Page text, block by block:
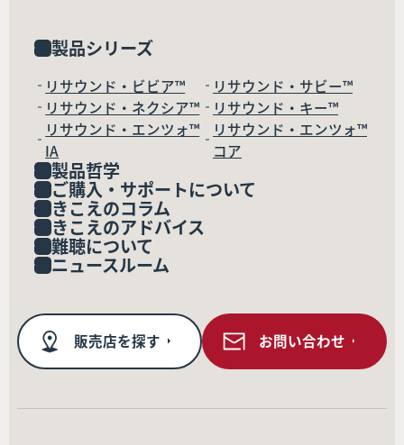
製品シリーズ
リサウンド・ビビア™
リサウンド・サビー™
リサウンド・ネクシア™
リサウンド・キー™
リサウンド・エンツォ™
IA
リサウンド・エンツォ™
コア
製品哲学
ご購入・サポートについて
きこえのコラム
きこえのアドバイス
難聴について
ニュースルーム
販売店を探す お問い合わせ